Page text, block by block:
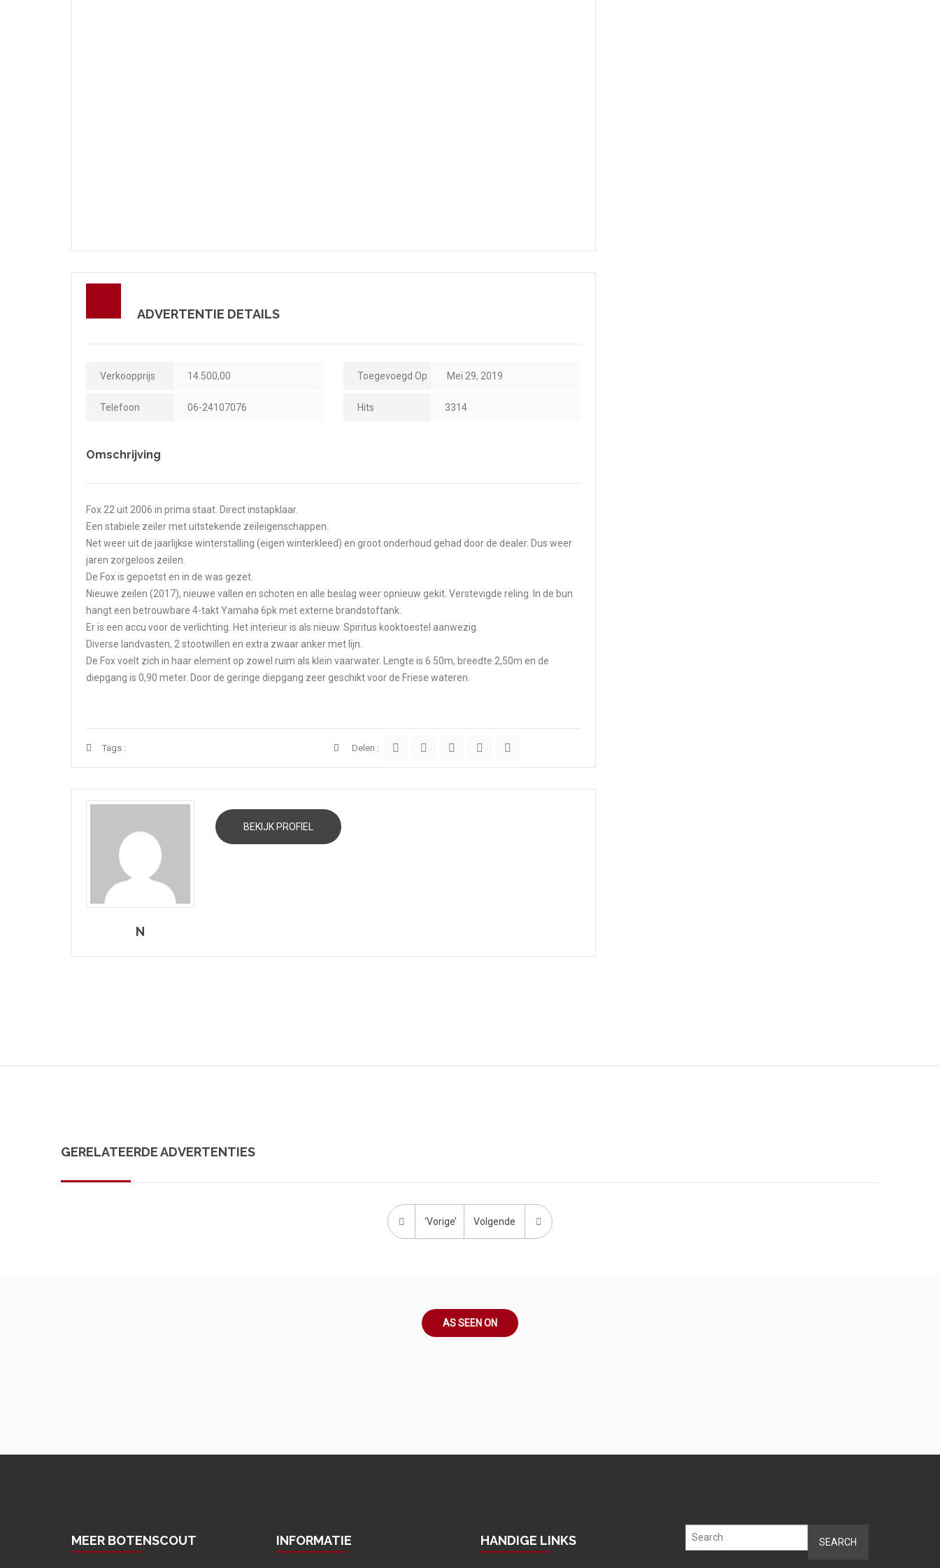
ADVERTENTIE DETAILS
Verkoopprijs 14.500,00 Toegevoegd Op Mei 29, 2019
Telefoon 06-24107076 Hits 3314
Omschrijving
Fox 22 uit 2006 in prima staat. Direct instapklaar.
Een stabiele zeiler met uitstekende zeileigenschappen.
Net weer uit de jaarlijkse winterstalling (eigen winterkleed) en groot onderhoud gehad door de dealer. Dus weer
jaren zorgeloos zeilen.
De Fox is gepoetst en in de was gezet.
Nieuwe zeilen (2017), nieuwe vallen en schoten en alle beslag weer opnieuw gekit. Verstevigde reling. In de bun
hangt een betrouwbare 4-takt Yamaha 6pk met externe brandstoftank.
Er is een accu voor de verlichting. Het interieur is als nieuw. Spiritus kooktoestel aanwezig.
Diverse landvasten, 2 stootwillen en extra zwaar anker met lijn.
De Fox voelt zich in haar element op zowel ruim als klein vaarwater. Lengte is 6.50m, breedte 2,50m en de
diepgang is 0,90 meter. Door de geringe diepgang zeer geschikt voor de Friese wateren.
Tags : Delen :
N
BEKIJK PROFIEL
GERELATEERDE ADVERTENTIES
‘Vorige’ Volgende
AS SEEN ON
MEER BOTENSCOUT INFORMATIE HANDIGE LINKS